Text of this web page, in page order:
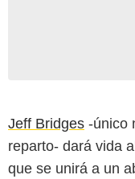
Jeff Bridges -único
reparto- dará vida
que se unirá a un